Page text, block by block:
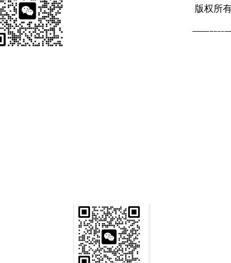
版权所